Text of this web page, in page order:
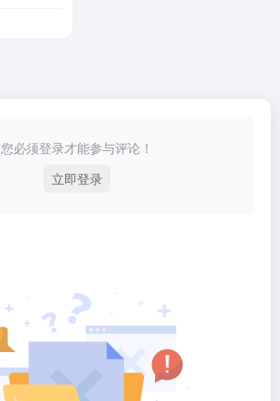
您必须登录才能参与评论！
立即登录